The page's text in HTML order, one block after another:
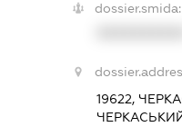
dossier.smida:
19622,